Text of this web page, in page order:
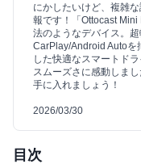
にかしたいけど、複雑
報です！「Ottocast
法のようなデバイス。
CarPlay/Android Autoを
した快適なスマートド
スムーズさに感動しま
手に入れましょう！
2026/03/30
目次